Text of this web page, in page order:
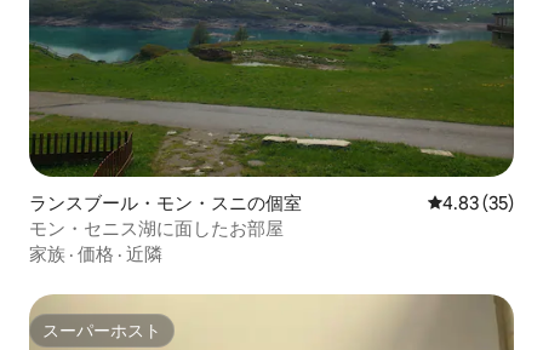
ランスブール・モン・スニの個室 レビュー35
4.83 (35)
モン・セニス湖に面したお部屋
家族 · 価格 · 近隣
スーパーホスト
スーパーホスト